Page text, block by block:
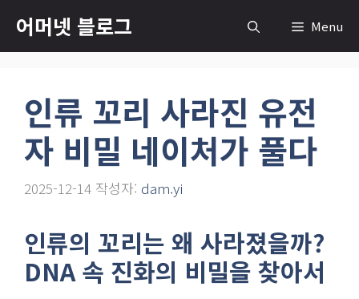
츠
어머넷 블로그 Menu
인류 꼬리 사라진 유전
자 비밀 네이처가 풀다
2025-12-14 작성자: dam.yi
인류의 꼬리는 왜 사라졌을까?
DNA 속 진화의 비밀을 찾아서